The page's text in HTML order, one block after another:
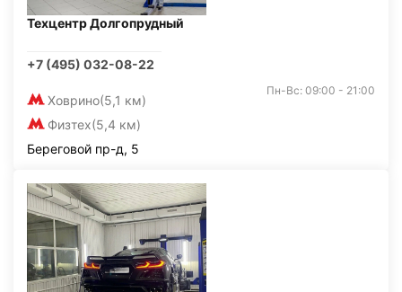
Техцентр Долгопрудный
+7 (495) 032-08-22
Ховрино(5,1 км)
Физтех(5,4 км)
Пн-Вс: 09:00 - 21:00
Береговой пр-д, 5